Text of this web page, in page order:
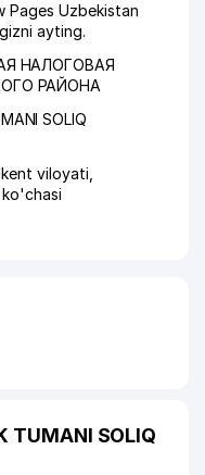
Pages Uzbekistan
ayting.
НАЛОГОВАЯ
РАЙОНА
SOLIQ
viloyati
,ko'chasi
TUMANI SOLIQ